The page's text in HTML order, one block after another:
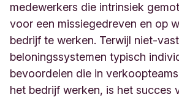
medewerkers die intrinsiek
voor een missiegedreven en op
bedrijf te werken. Terwijl niet-
beloningssystemen typisch
bevoordelen die in
het bedrijf werken, is het succes